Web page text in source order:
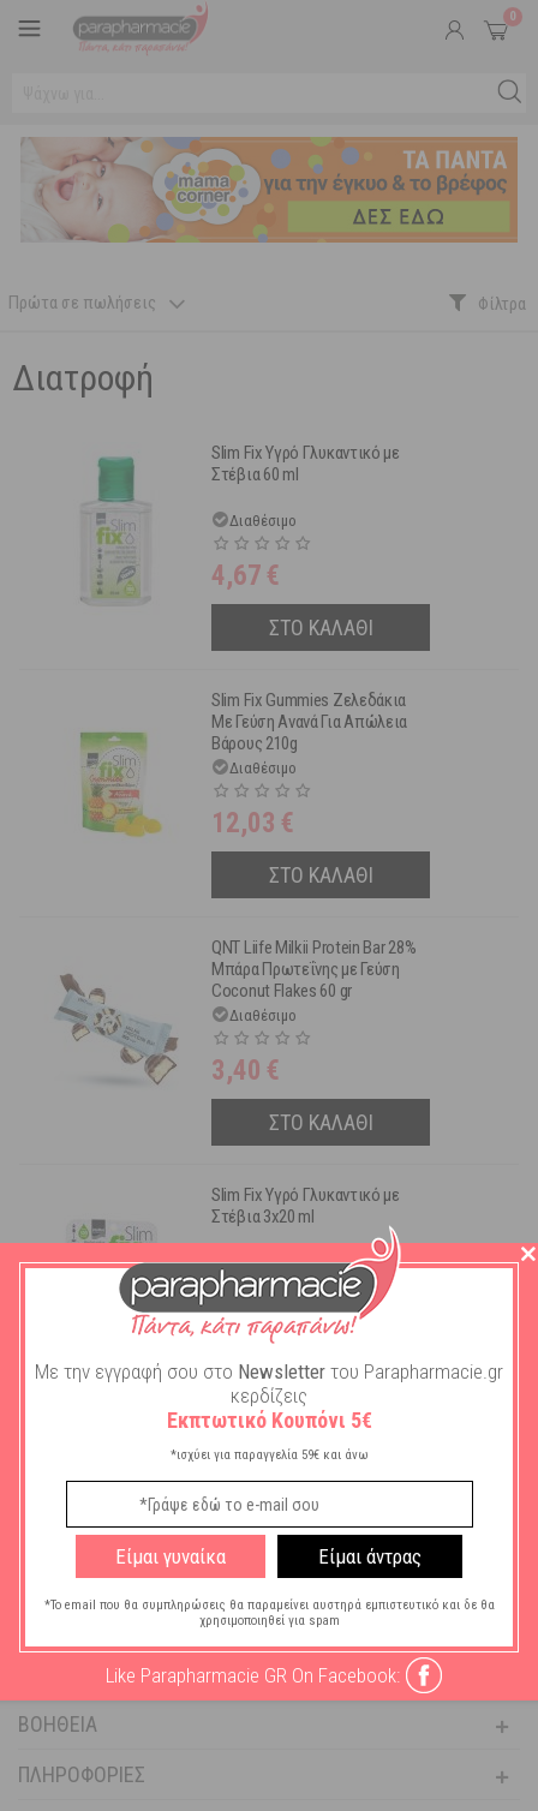
0
Πρώτα σε πωλήσεις
Διατροφή
Slim Fix Υγρό Γλυκαντικό με
Στέβια 60 ml
Διαθέσιμο
4,67 €
ΣΤΟ ΚΑΛΑΘΙ
Slim Fix Gummies Ζελεδάκια
Με Γεύση Ανανά Για Απώλεια
Βάρους 210g
Διαθέσιμο
12,03 €
ΣΤΟ ΚΑΛΑΘΙ
QNT Liife Milkii Protein Bar 28%
Μπάρα Πρωτεΐνης με Γεύση
Coconut Flakes 60 gr
Διαθέσιμο
3,40 €
ΣΤΟ ΚΑΛΑΘΙ
Slim Fix Υγρό Γλυκαντικό με
Στέβια 3x20 ml
Διαθέσιμο
6,41€
ΣΤΟ ΚΑΛΑΘΙ
για να λαμβάνετε πρώτοι τις προσφορές μας
και πληροφορίες για τα νέα μας προϊόντα
Με την εγγραφή σου στοNewsletter κερδίζεις εκπτωτικό κωδικό
*ισχύει για παραγγελία 59€ και άνω
ΒΟΉΘΕΙΑ
ΠΛΗΡΟΦΟΡΊΕΣ
Με την εγγραφή σου στο Newsletter του Parapharmacie.gr
κερδίζεις
Εκπτωτικό Κουπόνι 5€
*ισχύει για παραγγελία 59€ και άνω
Είμαι γυναίκα Είμαι άντρας
*Το email που θα συμπληρώσεις θα παραμείνει αυστηρά εμπιστευτικό και δε θα
χρησιμοποιηθεί για spam
Like Parapharmacie GR On Facebook: